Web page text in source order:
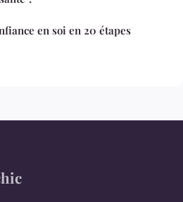
en soi en 20 étapes